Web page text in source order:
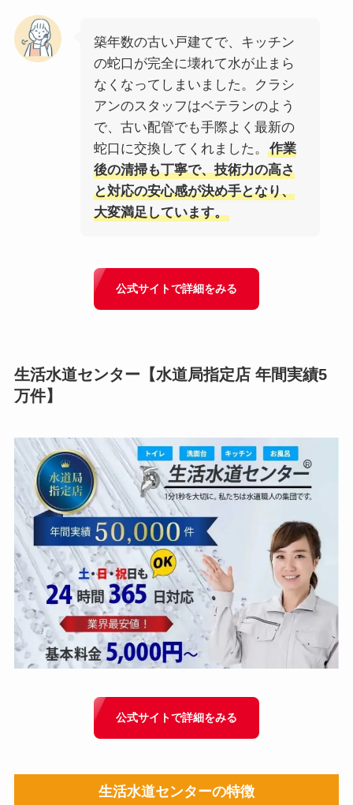
築年数の古い戸建てで、キッチン
の蛇口が完全に壊れて水が止まら
なくなってしまいました。クラシ
アンのスタッフはベテランのよう
で、古い配管でも手際よく最新の
蛇口に交換してくれました。
作業
後の清掃も丁寧で、技術力の高さ
と対応の安心感が決め手となり、
大変満足しています。
公式サイトで詳細をみる
生活水道センター 【水道局指定店 年間実績5
万件】
公式サイトで詳細をみる
生活水道センターの特徴